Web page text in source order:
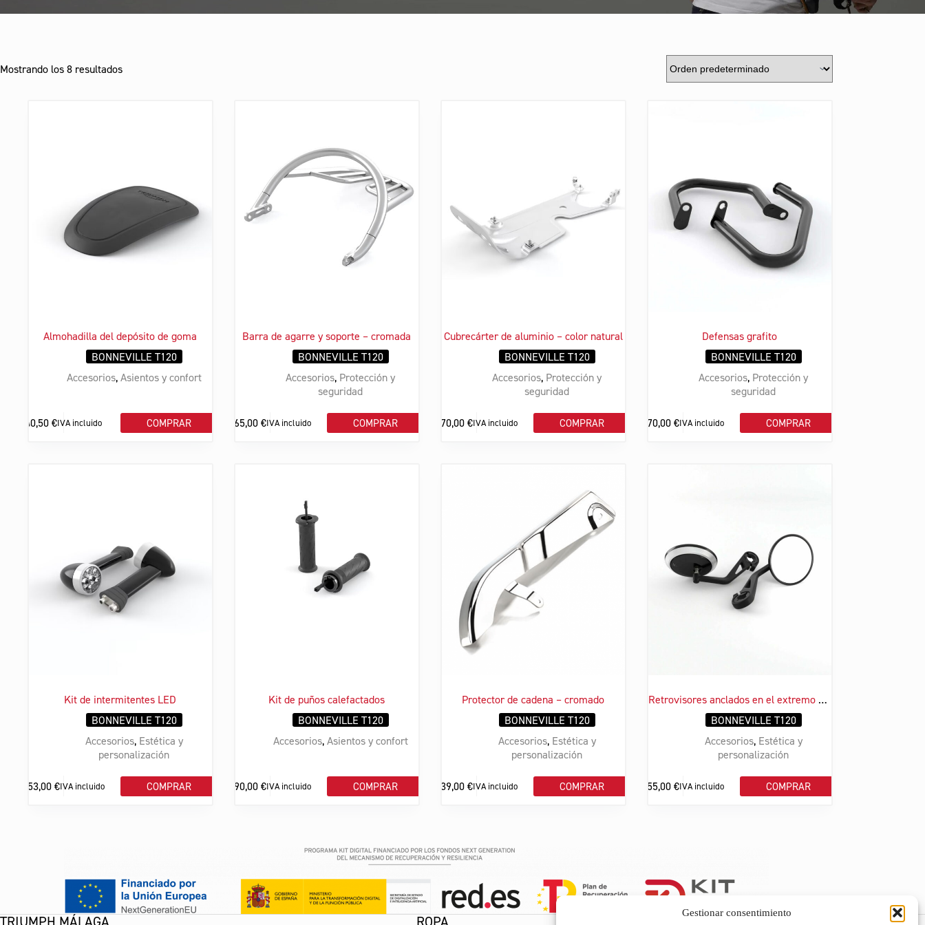
Gestionar consentimiento
Mostrando los 8 resultados
Almohadilla del depósito de goma
BONNEVILLE T120
Accesorios, Asientos y confort
40,50€IVA incluido COMPRAR
Barra de agarre y soporte – cromada
BONNEVILLE T120
Accesorios, Protección y
seguridad
265,00€IVA incluido COMPRAR
Cubrecárter de aluminio – color natural
BONNEVILLE T120
Accesorios, Protección y
seguridad
270,00€IVA incluido COMPRAR
Defensas grafito
BONNEVILLE T120
Accesorios, Protección y
seguridad
270,00€IVA incluido COMPRAR
Kit de intermitentes LED
BONNEVILLE T120
Accesorios, Estética y
personalización
153,00€IVA incluido COMPRAR
Kit de puños calefactados
BONNEVILLE T120
Accesorios, Asientos y confort
290,00€IVA incluido COMPRAR
Protector de cadena – cromado
BONNEVILLE T120
Accesorios, Estética y
personalización
139,00€IVA incluido COMPRAR
Retrovisores anclados en el extremo del manillar mecanizados
BONNEVILLE T120
Accesorios, Estética y
personalización
255,00€IVA incluido COMPRAR
TRIUMPH MÁLAGA ROPA ACCESORIOS